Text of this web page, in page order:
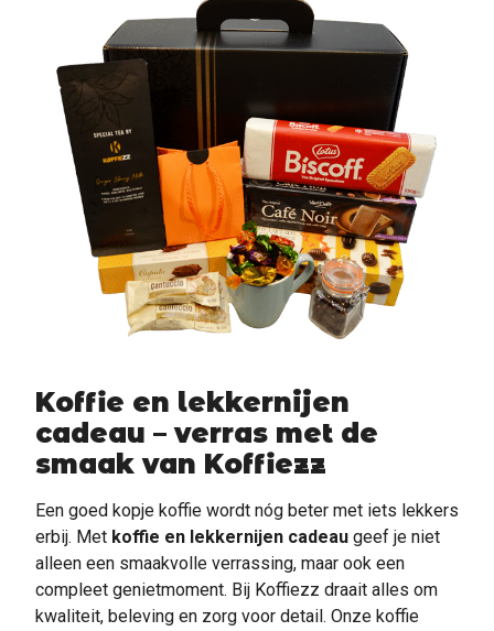
Koffie en lekkernijen
cadeau – verras met de
smaak van Koffiezz
Een goed kopje koffie wordt nóg beter met iets lekkers
erbij. Met koffie en lekkernijen cadeau geef je niet
alleen een smaakvolle verrassing, maar ook een
compleet genietmoment. Bij Koffiezz draait alles om
kwaliteit, beleving en zorg voor detail. Onze koffie